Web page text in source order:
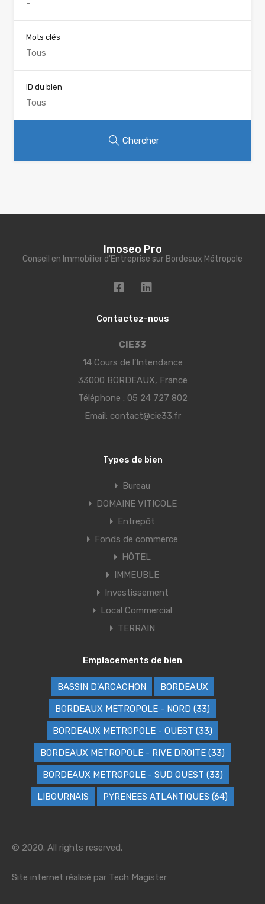
Mots clés
ID du bien
Chercher
Imoseo Pro
Conseil en Immobilier d'Entreprise sur Bordeaux Métropole
Contactez-nous
CIE33
14 Cours de l’Intendance
33000 BORDEAUX, France
Téléphone : 05 24 727 802
Email: contact@cie33.fr
Types de bien
Bureau
DOMAINE VITICOLE
Entrepôt
Fonds de commerce
HÔTEL
IMMEUBLE
Investissement
Local Commercial
TERRAIN
Emplacements de bien
BASSIN D'ARCACHON BORDEAUX
BORDEAUX METROPOLE - NORD (33)
BORDEAUX METROPOLE - OUEST (33)
BORDEAUX METROPOLE - RIVE DROITE (33)
BORDEAUX METROPOLE - SUD OUEST (33)
LIBOURNAIS PYRENEES ATLANTIQUES (64)
© 2020. All rights reserved.
Site internet réalisé par Tech Magister